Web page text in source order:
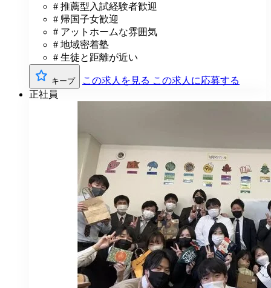
# 推薦型入試経験者歓迎
# 帰国子女歓迎
# アットホームな雰囲気
# 地域密着塾
# 生徒と距離が近い
キープ この求人を見る この求人に応募する
正社員